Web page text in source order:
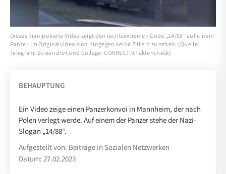
Dieses manipulierte Video zeigt den rechtsextremen Code „14/88“ auf einem
Panzer. Im Originalvideo sind hingegen keine Ziffern zu sehen. (Quelle:
Telegram; Screenshot und Collage: CORRECTIV.Faktencheck)
BEHAUPTUNG
Ein Video zeige einen Panzerkonvoi in Mannheim, der nach
Polen verlegt werde. Auf einem der Panzer stehe der Nazi-
Slogan „14/88“.
Aufgestellt von: Beiträge in Sozialen Netzwerken
Datum: 27.02.2023